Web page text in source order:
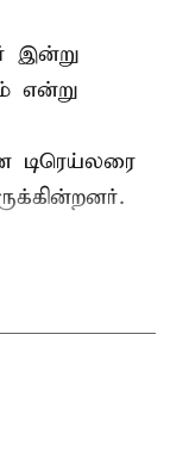
இன்று
என்று
டிரெய்லரை